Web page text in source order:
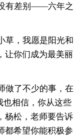
有差别——六年之
草，我愿是阳光和
让你们成为最美丽
做了不少的事，在
也相信，你从这些
杨松，老师要告诉
都希望你能积极参